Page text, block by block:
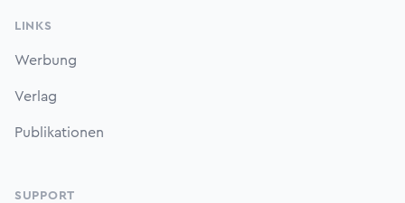
LINKS
Werbung
Verlag
Publikationen
SUPPORT